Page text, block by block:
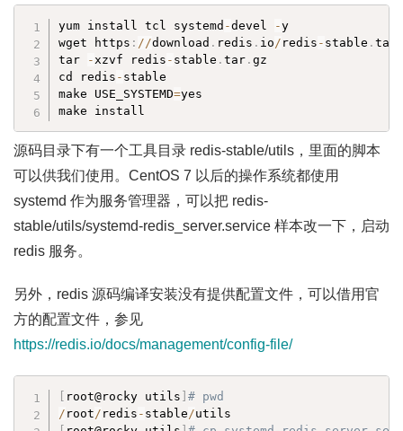
yum install tcl systemd -devel -y
wget https : //download . redis . io/ redis - stable .tar
tar
-xzvf redis - stable .tar .gz
cd redis - stable
make USE_SYSTEMD=yes
make install
源码目录下有一个工具目录 redis-stable/utils，里面的脚本
可以供我们使用。CentOS 7 以后的操作系统都使用
systemd 作为服务管理器，可以把 redis-
stable/utils/systemd-redis_server.service 样本改一下，启动
redis 服务。
另外，redis 源码编译安装没有提供配置文件，可以借用官
方的配置文件，参见
https://redis.io/docs/management/config-file/
[ root@rocky utils ]# pwd
/ root / redis - stable /